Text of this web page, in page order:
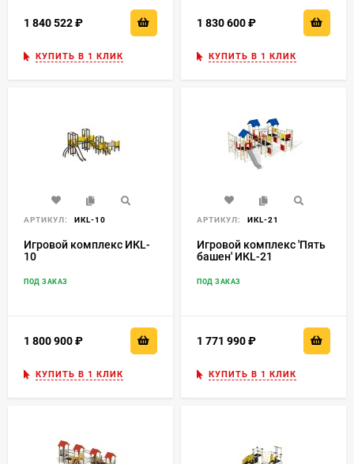
1 840 522
КУПИТЬ В 1 КЛИК
1 830 600
КУПИТЬ В 1 КЛИК
АРТИКУЛ: ИКL-10
Игровой комплекс ИКL-
10
ПОД ЗАКАЗ
1 800 900
КУПИТЬ В 1 КЛИК
АРТИКУЛ: ИКL-21
Игровой комплекс 'Пять
башен' ИКL-21
ПОД ЗАКАЗ
1 771 990
КУПИТЬ В 1 КЛИК